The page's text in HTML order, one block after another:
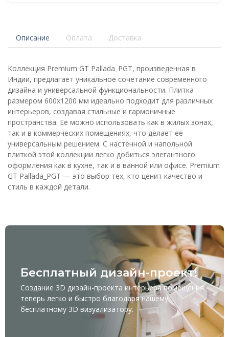
Описание Оплата Доставка
Коллекция Premium GT Pallada_PGT, произведенная в
Индии, предлагает уникальное сочетание современного
дизайна и универсальной функциональности. Плитка
размером 600x1200 мм идеально подходит для различных
интерьеров, создавая стильные и гармоничные
пространства. Её можно использовать как в жилых зонах,
так и в коммерческих помещениях, что делает её
универсальным решением. С настенной и напольной
плиткой этой коллекции легко добиться элегантного
оформления как в кухне, так и в ванной или офисе. Premium
GT Pallada_PGT — это выбор тех, кто ценит качество и
стиль в каждой детали.
Бесплатный дизайн-проект!
Создание 3D дизайн-проекта интерьера помещения
теперь легко и быстро благодаря нашему
бесплатному 3D визуализатору.